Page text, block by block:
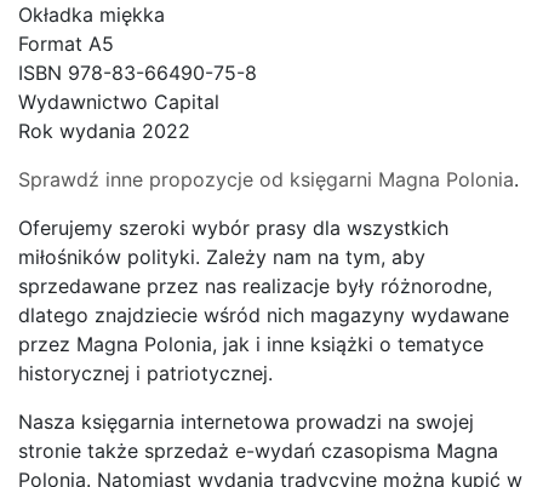
Okładka miękka
Format A5
ISBN 978-83-66490-75-8
Wydawnictwo Capital
Rok wydania 2022
Sprawdź inne propozycje od księgarni Magna Polonia.
Oferujemy szeroki wybór prasy dla wszystkich
miłośników polityki. Zależy nam na tym, aby
sprzedawane przez nas realizacje były różnorodne,
dlatego znajdziecie wśród nich magazyny wydawane
przez Magna Polonia, jak i inne książki o tematyce
historycznej i patriotycznej.
Nasza księgarnia internetowa prowadzi na swojej
stronie także sprzedaż e-wydań czasopisma Magna
Polonia. Natomiast wydania tradycyjne można kupić w